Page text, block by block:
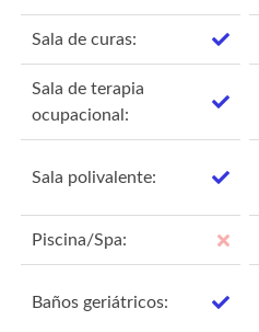
Sala de curas:
Sala de terapia
ocupacional:
Sala polivalente:
Piscina/Spa:
Baños geriátricos: